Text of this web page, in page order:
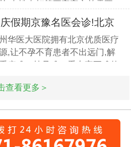
院做孕前检查,这样才能更好
证怀孕的诊疗率.有患者想了
卵障碍检查什么?怎么治疗?我
一起了解下. 排卵障碍检查什
假期京豫名医会诊!北京
华医大医院拥有北京优质医疗
,让不孕不育患者不出远门,解
病难、挂号难、看专家更难的
专家将与郑州华医大医院名医
查看更多＞